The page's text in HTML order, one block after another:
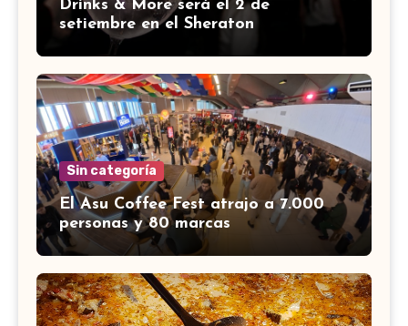
Drinks & More será el 2 de
setiembre en el Sheraton
Sin categoría
El Asu Coffee Fest atrajo a 7.000
personas y 80 marcas